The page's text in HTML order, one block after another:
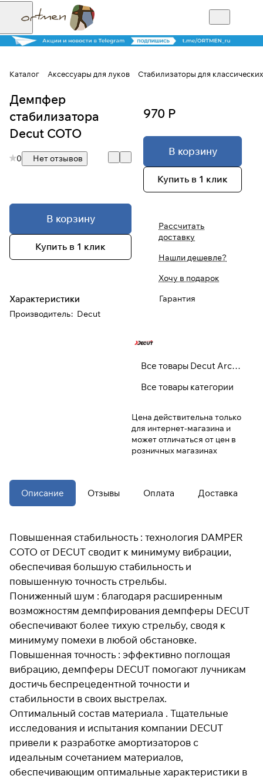
Каталог Аксессуары для луков Стабилизаторы для
Демпфер
стабилизатора
Decut COTO
0 Нет отзывов
В корзину
Купить в 1 клик
Характеристики
Производитель: Decut
970 Р
В корзину
Купить в 1 клик
Рассчитать
доставку
Нашли дешевле?
Хочу в подарок
Гарантия
Все товары Decut Archey
Все товары категории
Цена действительна только
для интернет-магазина и
может отличаться от цен в
розничных магазинах
Описание Отзывы Оплата Доставка
Повышенная стабильность : технология DAMPER
COTO от DECUT сводит к минимуму вибрации,
обеспечивая большую стабильность и
повышенную точность стрельбы.
Пониженный шум : благодаря расширенным
возможностям демпфирования демпферы DECUT
обеспечивают более тихую стрельбу, сводя к
минимуму помехи в любой обстановке.
Повышенная точность : эффективно поглощая
вибрацию, демпферы DECUT помогают лучникам
достичь беспрецедентной точности и
стабильности в своих выстрелах.
Оптимальный состав материала . Тщательные
исследования и испытания компании DECUT
привели к разработке амортизаторов с
идеальным сочетанием материалов,
обеспечивающим оптимальные характеристики в
Для клиентов всех банков
Разбейте
оплату на части
25%
Добавляйте товары
выберите метод оплатыПЛАЙТ
% будут
с вашей карты
каждые 2 недели
* При оплате черезПЛАЙТ
скидки по купонам не
Подробнее
об оплате Плайтом
25
недели
Остались вопросы?
8 800 302-02-51
plait.ru